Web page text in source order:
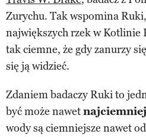
Zurychu. Tak wspomina
największych rzek w Kotlinie
tak ciemne, że gdy zanurzy
się ją widzieć.
Zdaniem badaczy Ruki to
być może nawet
wody są ciemniejsze nawet